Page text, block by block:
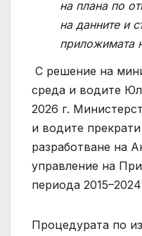
на плана по
на данните и
приложимата
С решение на
среда и водите
2026 г.
и водите
разработване на
управление на
периода 2015–2024
Процедурата по